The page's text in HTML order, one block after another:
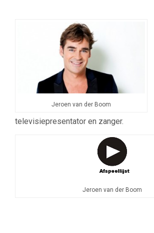
Jeroen van der Boom
televisiepresentator en zanger.
Jeroen van der Boom